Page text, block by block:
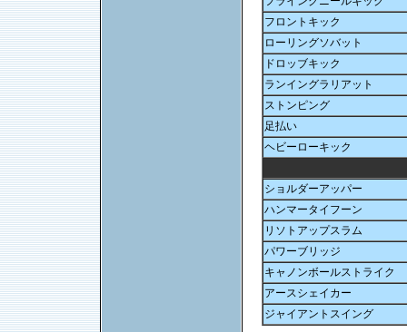
フロントキック
ローリングソバット
ドロッブキック
ランイングラリアット
ストンピング
足払い
ヘビーローキック
ショルダーアッパー
ハンマータイフーン
リソトアップスラム
パワーブリッジ
キャノンボールストライク
アースシェイカー
ジャイアントスイング